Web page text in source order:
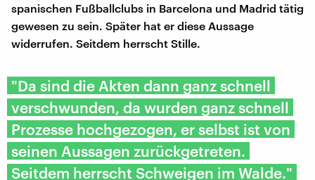
spanischen Fußballclubs in Barcelona und Madrid tätig
gewesen zu sein. Später hat er diese Aussage
widerrufen. Seitdem herrscht Stille.
"Da sind die Akten dann ganz schnell
verschwunden, da wurden ganz schnell
Prozesse hochgezogen, er selbst ist von
seinen Aussagen zurückgetreten.
Seitdem herrscht Schweigen im Walde."